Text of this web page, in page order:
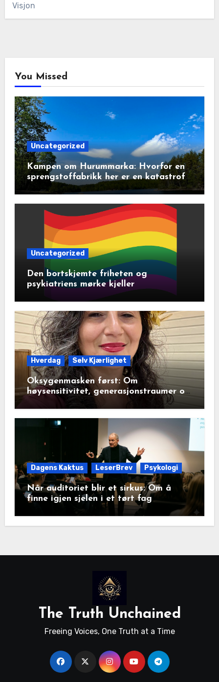
Visjon
You Missed
Uncategorized
Kampen om Hurummarka: Hvorfor en
sprengstoffabrikk her er en katastrofe
for natur og lokalsamfunn
Uncategorized
Den bortskjemte friheten og
psykiatriens mørke kjeller
Hverdag Selv Kjærlighet
Oksygenmasken først: Om
høysensitivitet, generasjonstraumer og
det disiplinerte tunnelsynet
Dagens Kaktus LeserBrev Psykologi
Når auditoriet blir et sirkus: Om å
finne igjen sjelen i et tørt fag
The Truth Unchained
Freeing Voices, One Truth at a Time